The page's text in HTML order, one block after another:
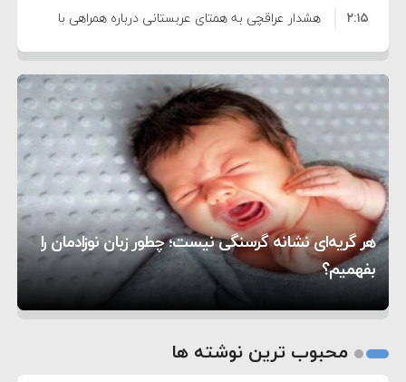
هشدار عراقچی به همتای عربستانی درباره همراهی با
آمریکا
۲:۱۵
مقام ارشد امنیتی: برنامه گسترده‌ای برای پاسخ به
دیوانگی آمریکا داریم
۷:۱۰
ترامپ دستور حملات جدید علیه ایران را صادر کرد
۵:۴۵
سپاه: دو نفتکش متخلف مورد اصابت قرار گرفته و
متوقف شدند
۱۲:۵۹
ترامپ مدعی توافق تاریخی برای خلع سلاح کامل
حماس شد
۸:۵۷
اعتراض عراقچی به همتای بلغارستانی به دلیل کمک
به آمریکا در حملات به ایران
۱۶:۱۹
کشورهایی که به متجاوزان کمک می کنند پاسخ
سختی خواهند گرفت
۱۰:۱۵
سنتکام پایان تجاوز جدید به ایران را اعلام کرد
۶:۰۵
هر گریه‌ای نشانه گرسنگی نیست؛ چطور زبان نوزادمان را
بفهمیم؟
تغذیه پدر می‌تواند بر سلامت نوزاد تأثیر بگذارد
روی دیگر زندگی
2
محبوب ترین نوشته ها